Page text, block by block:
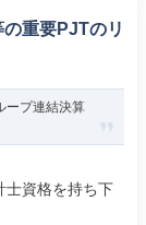
重要PJTのリ
ープ連結決算
士資格を持ち下